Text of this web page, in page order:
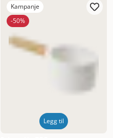
Kampanje
-50%
Legg til